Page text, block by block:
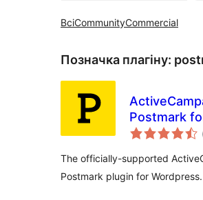
ВсіCommunityCommercial
Позначка плагіну:
Postmark
WordPress
The officially-supported
Postmark plugin for Wordpress.